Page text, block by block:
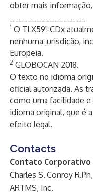
obter mais informação,
1 O TLX591-CDx
nenhuma jurisdição,
Europeia.
2 GLOBOCAN 2018.
O texto no idioma
oficial autorizada. As
como uma facilidade
idioma original, que é
efeito legal.
Contacts
Contato Corporativo
Charles S. Conroy
ARTMS, Inc.